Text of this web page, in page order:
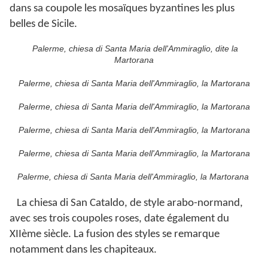
dans sa coupole les mosaïques byzantines les plus
belles de Sicile.
Palerme, chiesa di Santa Maria dell'Ammiraglio, dite la
Martorana
Palerme, chiesa di Santa Maria dell'Ammiraglio, la Martorana
Palerme, chiesa di Santa Maria dell'Ammiraglio, la Martorana
Palerme, chiesa di Santa Maria dell'Ammiraglio, la Martorana
Palerme, chiesa di Santa Maria dell'Ammiraglio, la Martorana
Palerme, chiesa di Santa Maria dell'Ammiraglio, la Martorana
La chiesa di San Cataldo, de style arabo-normand,
avec ses trois coupoles roses, date également du
XIIème siècle. La fusion des styles se remarque
notamment dans les chapiteaux.